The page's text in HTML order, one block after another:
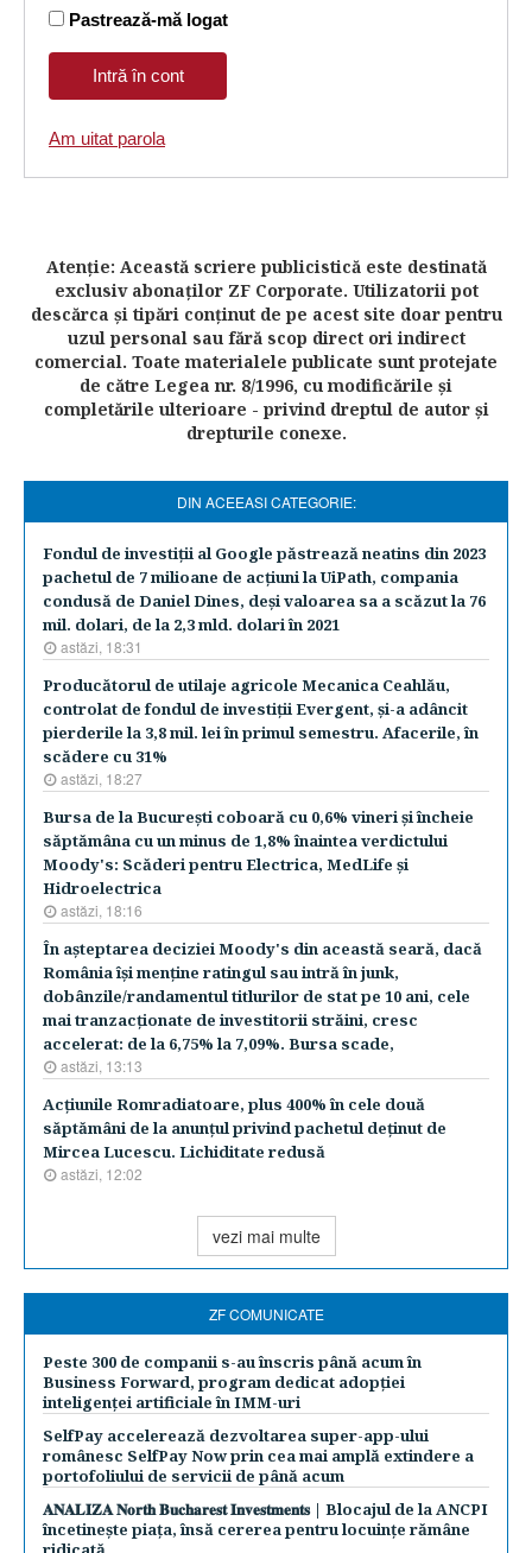
Pastrează-mă logat
Am uitat parola
Atenţie: Această scriere publicistică este destinată
exclusiv abonaţilor ZF Corporate. Utilizatorii pot
descărca şi tipări conţinut de pe acest site doar pentru
uzul personal sau fără scop direct ori indirect
comercial. Toate materialele publicate sunt protejate
de către Legea nr. 8/1996, cu modificările şi
completările ulterioare - privind dreptul de autor şi
drepturile conexe.
DIN ACEEASI CATEGORIE:
Fondul de investiţii al Google păstrează neatins din 2023
pachetul de 7 milioane de acţiuni la UiPath, compania
condusă de Daniel Dines, deşi valoarea sa a scăzut la 76
mil. dolari, de la 2,3 mld. dolari în 2021
astăzi, 18:31
Producătorul de utilaje agricole Mecanica Ceahlău,
controlat de fondul de investiţii Evergent, şi-a adâncit
pierderile la 3,8 mil. lei în primul semestru. Afacerile, în
scădere cu 31%
astăzi, 18:27
Bursa de la Bucureşti coboară cu 0,6% vineri şi încheie
săptămâna cu un minus de 1,8% înaintea verdictului
Moody's: Scăderi pentru Electrica, MedLife şi
Hidroelectrica
astăzi, 18:16
În aşteptarea deciziei Moody's din această seară, dacă
România îşi menţine ratingul sau intră în junk,
dobânzile/randamentul titlurilor de stat pe 10 ani, cele
mai tranzacţionate de investitorii străini, cresc
accelerat: de la 6,75% la 7,09%. Bursa scade,
astăzi, 13:13
Acţiunile Romradiatoare, plus 400% în cele două
săptămâni de la anunţul privind pachetul deţinut de
Mircea Lucescu. Lichiditate redusă
astăzi, 12:02
vezi mai multe
ZF COMUNICATE
Peste 300 de companii s-au înscris până acum în
Business Forward, program dedicat adopției
inteligenței artificiale în IMM-uri
SelfPay accelerează dezvoltarea super-app-ului
românesc SelfPay Now prin cea mai amplă extindere a
portofoliului de servicii de până acum
𝐀𝐍𝐀𝐋𝐈𝐙𝐀 𝐍𝐨𝐫𝐭𝐡 𝐁𝐮𝐜𝐡𝐚𝐫𝐞𝐬𝐭 𝐈𝐧𝐯𝐞𝐬𝐭𝐦𝐞𝐧𝐭𝐬 | Blocajul de la ANCPI
încetinește piața, însă cererea pentru locuințe rămâne